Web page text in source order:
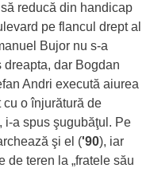
reducă din handicap
pe flancul drept al
Bujor nu s-a
dar Bogdan
Andri execută aiurea
o înjurătură de
, i-a spus şugubăţul. Pe
şi el ('90), iar
de teren la „fratele său